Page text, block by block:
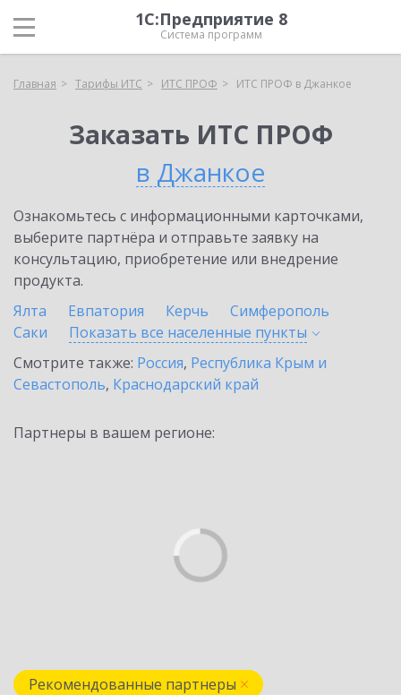
1С:Предприятие 8
Система программ
Главная Тарифы ИТС ИТС ПРОФ ИТС ПРОФ в Джанкое
Заказать ИТС ПРОФ
в Джанкое
Ознакомьтесь с информационными карточками,
выберите партнёра и отправьте заявку на
консультацию, приобретение или внедрение
продукта.
Ялта
Евпатория Керчь
Симферополь
Саки
Показать все населенные пункты
Смотрите также: Россия, Республика Крым и
Севастополь, Краснодарский край
Партнеры в вашем регионе:
Рекомендованные партнеры